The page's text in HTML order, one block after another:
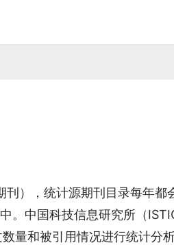
刊），统计源期刊目录每年都
。中国科技信息研究所（
量和被引用情况进行统计分